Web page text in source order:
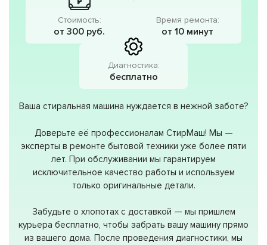
Стоимость:
от 300 руб.
Время ремонта:
от 10 минут
Диагностика:
бесплатно
Ваша стиральная машина нуждается в нежной заботе?
Доверьте её профессионалам СтирМаш! Мы —
эксперты в ремонте бытовой техники уже более пяти
лет. При обслуживании мы гарантируем
исключительное качество работы и используем
только оригинальные детали.
Забудьте о хлопотах с доставкой — мы пришлем
курьера бесплатно, чтобы забрать вашу машину прямо
из вашего дома. После проведения диагностики, мы